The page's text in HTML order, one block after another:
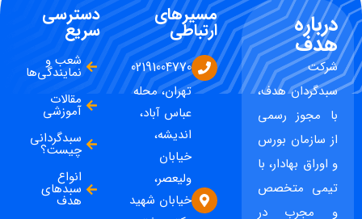
درباره
هدف
شرکت
سبدگردان هدف،
با مجوز رسمی
از سازمان بورس
و اوراق بهادار، با
تیمی متخصص
و مجرب در
مسیرهای
ارتباطی
02191004770
تهران، محله
عباس آباد،
اندیشه،
خیابان
ولیعصر،
خیابان شهید
دسترسی
سریع
شعب و
نمایندگی‌ها
مقالات
آموزشی
سبدگردانی
چیست؟
انواع
سبدهای
هدف